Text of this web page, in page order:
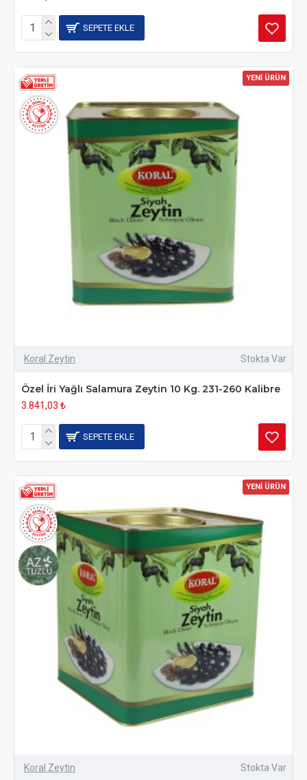
SEPETE EKLE
YENİ ÜRÜN
Koral Zeytin Stokta Var
Özel İri Yağlı Salamura Zeytin 10 Kg. 231-260 Kalibre
3.841,03 ₺
SEPETE EKLE
YENİ ÜRÜN
Koral Zeytin Stokta Var